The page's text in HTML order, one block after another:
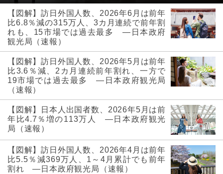
【図解】訪日外国人数、2026年6月は前年
比6.8％減の315万人、3カ月連続で前年割
れも、15市場では過去最多 ―日本政府
観光局（速報）
【図解】訪日外国人数、2026年5月は前年
比3.6％減、2カ月連続前年割れ、一方で
19市場では過去最多 ―日本政府観光局
（速報）
【図解】日本人出国者数、2026年5月は前
年比4.7％増の113万人 ―日本政府観光
局（速報）
【図解】訪日外国人数、2026年4月は前年
比5.5％減369万人、1～4月累計でも前年
割れ ―日本政府観光局（速報）